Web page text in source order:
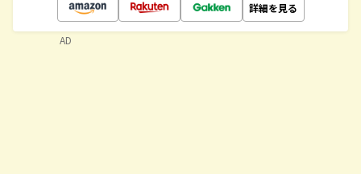
詳細を見る
AD